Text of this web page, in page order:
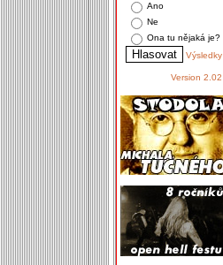
Ano
Ne
Ona tu nějaká je?
Výsledky
Version 2.02